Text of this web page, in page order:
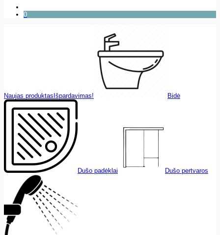
0
Naujas produktas Išpardavimas! Bidė
Dušo padėklai Dušo pertvaros